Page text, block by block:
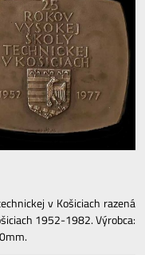
v Košiciach razená
1952-1982. Výrobca: